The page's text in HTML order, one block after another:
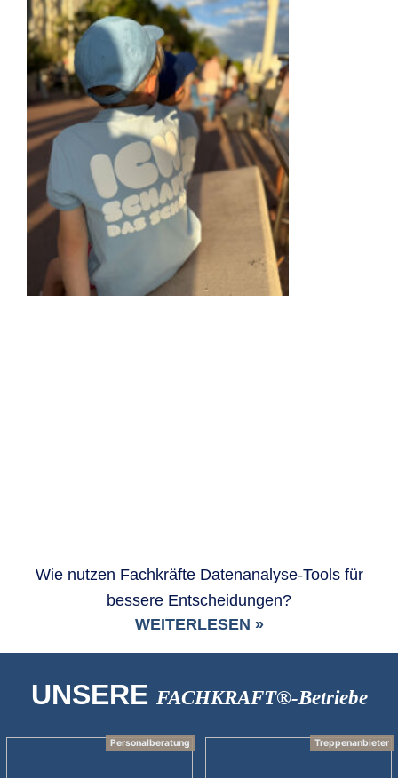
Wie nutzen Fachkräfte Datenanalyse-Tools für
bessere Entscheidungen?
WEITERLESEN »
UNSERE FACHKRAFT®-Betriebe
Personalberatung Treppenanbieter